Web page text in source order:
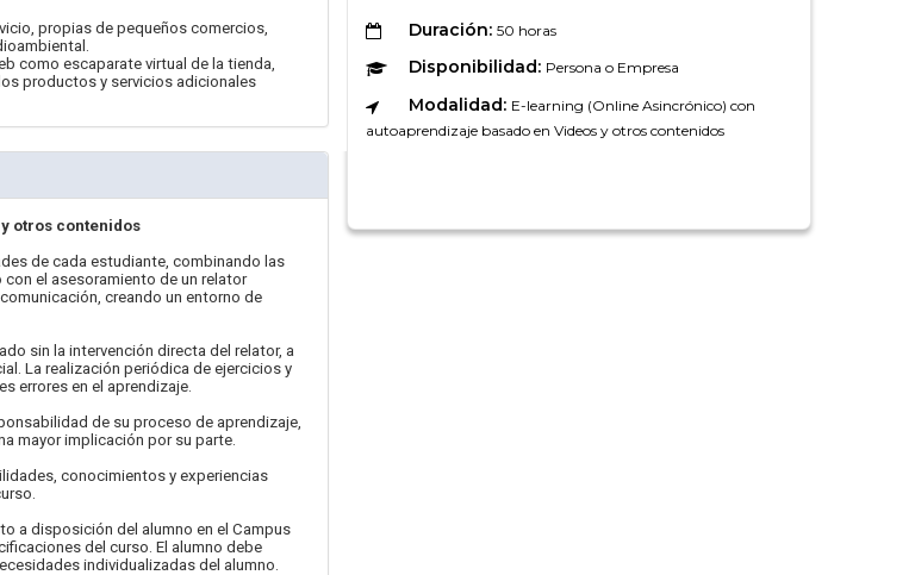
Duración: 50 horas
Disponibilidad: Persona o Empresa
Modalidad: E-learning (Online Asincrónico) con
autoaprendizaje basado en Videos y otros contenidos
propias de pequeños comercios,
como escaparate virtual de la tienda,
productos y servicios adicionales
otros contenidos
de cada estudiante, combinando las
el asesoramiento de un relator
creando un entorno de
sin la intervención directa del relator, a
La realización periódica de ejercicios y
errores en el aprendizaje.
de su proceso de aprendizaje,
mayor implicación por su parte.
conocimientos y experiencias
a disposición del alumno en el Campus
del curso. El alumno debe
individualizadas del alumno.